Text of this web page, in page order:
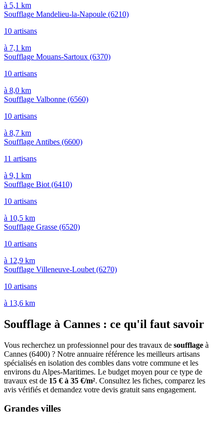
à 5,1 km
Soufflage Mandelieu-la-Napoule (6210)
10 artisans
à 7,1 km
Soufflage Mouans-Sartoux (6370)
10 artisans
à 8,0 km
Soufflage Valbonne (6560)
10 artisans
à 8,7 km
Soufflage Antibes (6600)
11 artisans
à 9,1 km
Soufflage Biot (6410)
10 artisans
à 10,5 km
Soufflage Grasse (6520)
10 artisans
à 12,9 km
Soufflage Villeneuve-Loubet (6270)
10 artisans
à 13,6 km
Soufflage à Cannes : ce qu'il faut savoir
Vous recherchez un professionnel pour des travaux de soufflage à
Cannes (6400) ? Notre annuaire référence les meilleurs artisans
spécialisés en isolation des combles dans votre commune et les
environs du Alpes-Maritimes. Le budget moyen pour ce type de
travaux est de 15 € à 35 €/m². Consultez les fiches, comparez les
avis vérifiés et demandez votre devis gratuit sans engagement.
Grandes villes